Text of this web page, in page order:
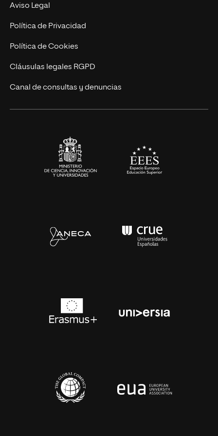
Postgrados
Cursos Universitarios
Nuestro Equipo
Trabaja en UNIR
Actualidad
UNIR Revista
Eventos
Aviso Legal
Política de Privacidad
Política de Cookies
Cláusulas legales RGPD
Canal de consultas y denuncias